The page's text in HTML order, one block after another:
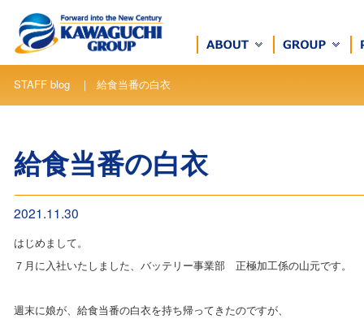
STAFF blog ｜ 給食当番の白衣
給食当番の白衣
2021.11.30
はじめまして。
７月に入社いたしました、バッテリー事業部 正極加工係の山元です。
週末に娘が、給食当番の白衣を持ち帰ってきたのですが、